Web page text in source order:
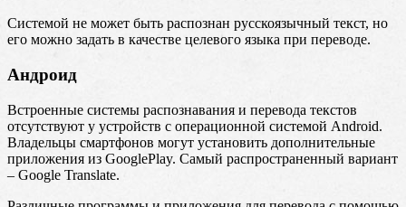
Системой не может быть распознан русскоязычный текст, но
его можно задать в качестве целевого языка при переводе.
Андроид
Встроенные системы распознавания и перевода текстов
отсутствуют у устройств с операционной системой Android.
Владельцы смартфонов могут установить дополнительные
приложения из GooglePlay. Самый распространенный вариант
– Google Translate.